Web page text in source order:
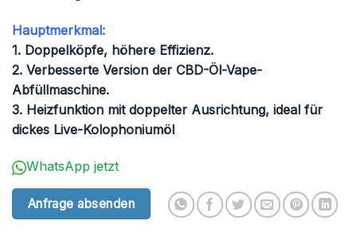
Hauptmerkmal:
1. Doppelköpfe, höhere Effizienz.
2. Verbesserte Version der CBD-Öl-Vape-
Abfüllmaschine.
3. Heizfunktion mit doppelter Ausrichtung, ideal für
dickes Live-Kolophoniumöl
WhatsApp jetzt
Anfrage absenden